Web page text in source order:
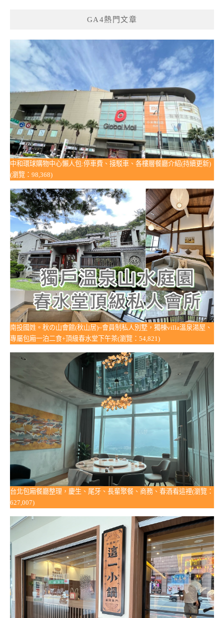
GA4熱門文章
中和環球購物中心懶人包:停車費、接駁車、各樓層餐廳介紹(持續更新)
(瀏覽：98,368)
南投國姓。秋の山會館(秋山居)~會員制私人別墅，獨棟villa溫泉湯屋、
專屬包廂一泊二食+頂級春水堂下午茶(瀏覽：54,821)
台北包廂餐廳整理，慶生、尾牙、長輩聚餐、商務、春酒看這裡(瀏覽：
627,007)